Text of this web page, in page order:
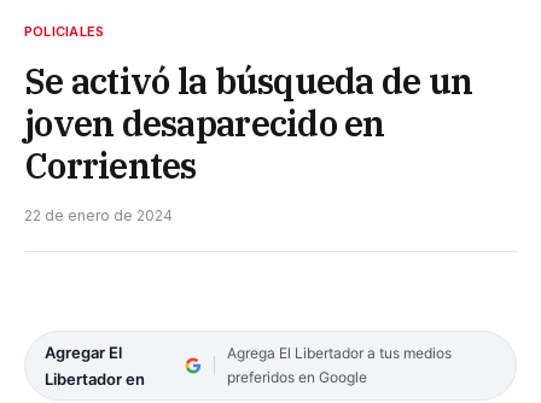
POLICIALES
Se activó la búsqueda de un
joven desaparecido en
Corrientes
22 de enero de 2024
Agregar El
Libertador en
Agrega El Libertador a tus medios
preferidos en Google